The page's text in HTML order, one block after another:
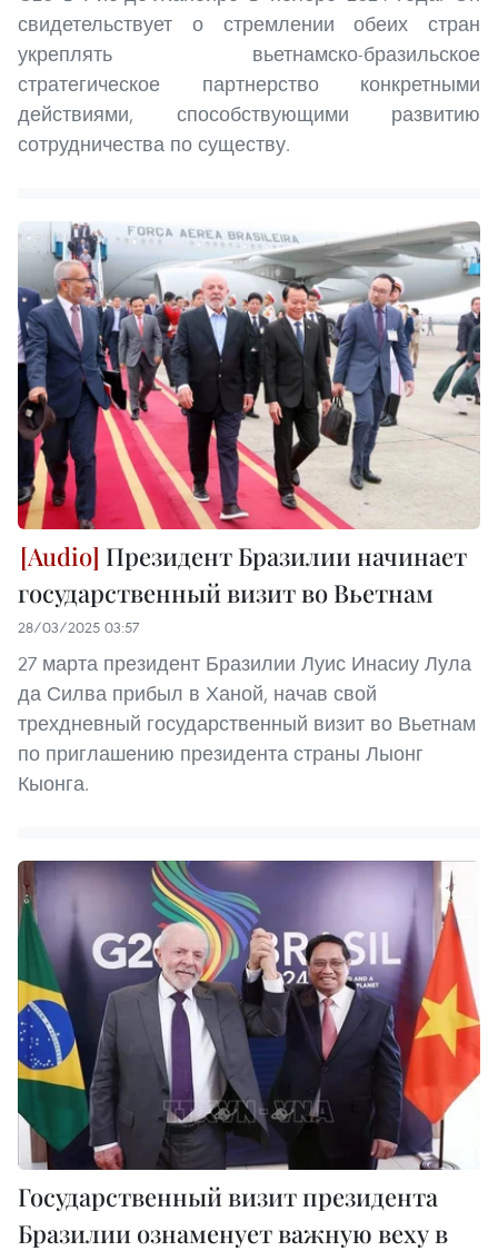
свидетельствует о стремлении обеих стран
укреплять вьетнамско-бразильское
стратегическое партнерство конкретными
действиями, способствующими развитию
сотрудничества по существу.
Президент Бразилии начинает
государственный визит во Вьетнам
28/03/2025 03:57
27 марта президент Бразилии Луис Инасиу Лула
да Силва прибыл в Ханой, начав свой
трехдневный государственный визит во Вьетнам
по приглашению президента страны Лыонг
Кыонга.
Государственный визит президента
Бразилии ознаменует важную веху в